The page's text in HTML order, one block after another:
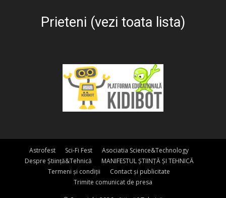
Prieteni (vezi toata lista)
Astrofest Sci-Fi Fest
Asociatia Science&Technology
Despre Știință&Tehnică
MANIFESTUL ȘTIINȚĂ ȘI TEHNICĂ
Termeni și condiții
Contact și publicitate
Trimite comunicat de presa